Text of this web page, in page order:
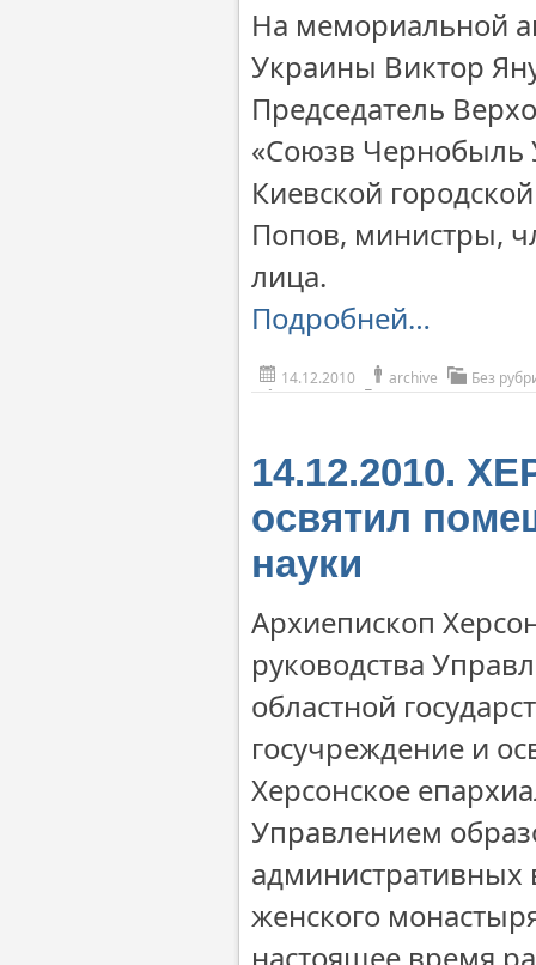
На мемориальной
Украины Виктор
Председатель
«Союзв Чернобыль
Киевской
Попов, министры,
лица.
Подробней…
14.12.2010 archive Без
14.12.2010.
освятил
науки
Архиепископ
руководства
областной
госучреждение и
Херсонское
Управлением
административных
женского